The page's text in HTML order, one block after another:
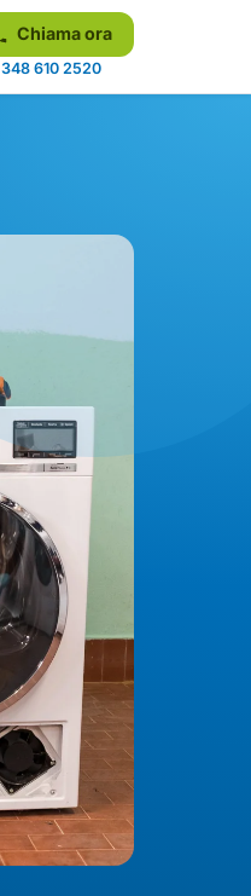
Chiama ora
348 610 2520